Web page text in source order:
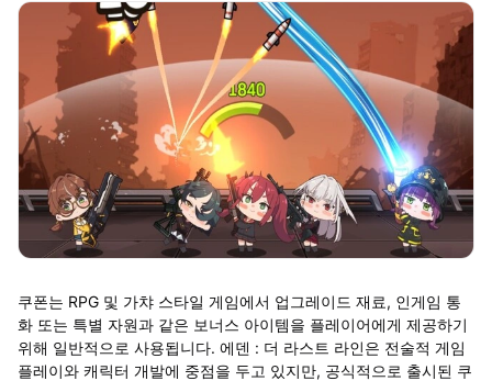
쿠폰는 RPG 및 가챠 스타일 게임에서 업그레이드 재료, 인게임 통
화 또는 특별 자원과 같은 보너스 아이템을 플레이어에게 제공하기
위해 일반적으로 사용됩니다. 에덴 : 더 라스트 라인은 전술적 게임
플레이와 캐릭터 개발에 중점을 두고 있지만, 공식적으로 출시된 쿠